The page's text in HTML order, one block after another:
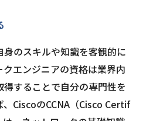
のスキルや知識を客観的に
エンジニアの資格は業界内
することで自分の専門性を
CiscoのCCNA（Cisco Certif